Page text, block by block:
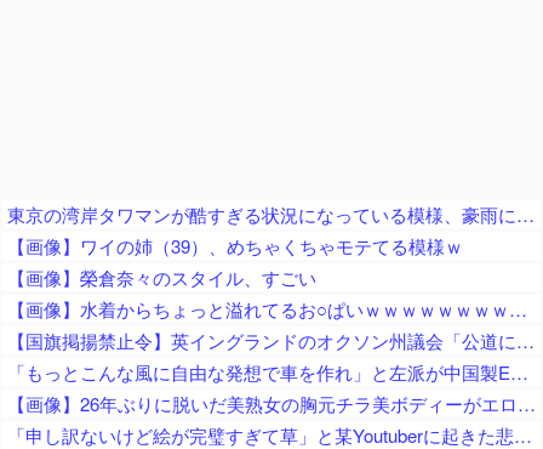
東京の湾岸タワマンが酷すぎる状況になっている模様、豪雨によって下水処理能力が限界を超えた結果……
【画像】ワイの姉（39）、めちゃくちゃモテてる模様ｗ
【画像】榮倉奈々のスタイル、すごい
【画像】水着からちょっと溢れてるお○ぱいｗｗｗｗｗｗｗｗｗｗｗ
【国旗掲揚禁止令】英イングランドのオクソン州議会「公道にイングランド旗・英国旗の掲揚を禁止」の方針、英高等裁判所も支持
「もっとこんな風に自由な発想で車を作れ」と左派が中国製EVを絶賛、だがそのシステムは日本が40年前に……
【画像】26年ぶりに脱いだ美熟女の胸元チラ美ボディーがエロすぎるｗｗ
「申し訳ないけど絵が完璧すぎて草」と某Youtuberに起きた悲劇に目撃者騒然、”映え”のために愛車をを停めて撮影していたら……